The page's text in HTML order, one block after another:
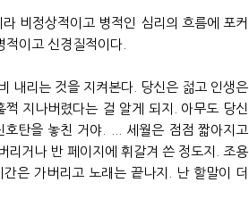
비정상적이고 병적인 심리의 흐름에 포커
이고 신경질적이다.
내리는 것을 지켜본다. 당신은 젊고 인생은
지나버렸다는 걸 알게 되지. 아무도 당신
탄을 놓친 거야. ... 세월은 점점 짧아지고
리거나 반 페이지에 휘갈겨 쓴 정도지. 조용
은 가버리고 노래는 끝나지. 난 할말이 더